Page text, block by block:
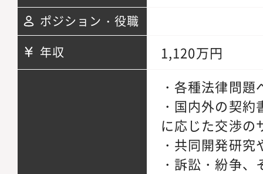
ポジション・役職
年収
1,120万円
・各種法律問題
・国内外の契
に応じた交渉の
・共同開発研
・訴訟・紛争